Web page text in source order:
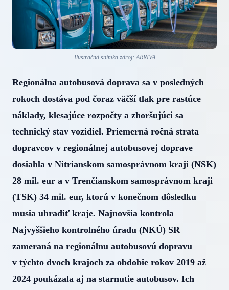
Ilustračná snímka zdroj: ARRIVA
Regionálna autobusová doprava sa v posledných
rokoch dostáva pod čoraz väčší tlak pre rastúce
náklady, klesajúce rozpočty a zhoršujúci sa
technický stav vozidiel. Priemerná ročná strata
dopravcov v regionálnej autobusovej doprave
dosiahla v Nitrianskom samosprávnom kraji (NSK)
28 mil. eur a v Trenčianskom samosprávnom kraji
(TSK) 34 mil. eur, ktorú v konečnom dôsledku
musia uhradiť kraje. Najnovšia kontrola
Najvyššieho kontrolného úradu (NKÚ) SR
zameraná na regionálnu autobusovú dopravu
v týchto dvoch krajoch za obdobie rokov 2019 až
2024 poukázala aj na starnutie autobusov. Ich